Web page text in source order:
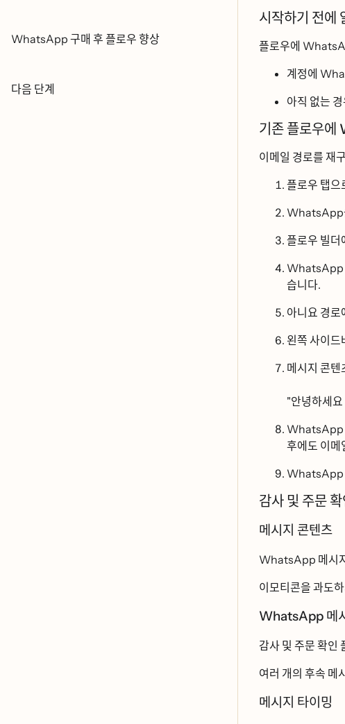
WhatsApp 구매 후 플로우 향상
다음 단계
시작하기 전에
플로우에
계정에
아직 없는
기존
이메일 경로를
플로우
WhatsApp을
플로우
WhatsApp
습니다.
아니요
왼쪽
메시지
WhatsApp
후에도
WhatsApp
감사 및 주문
메시지 콘텐츠
WhatsApp 메시지를
이모티콘을
WhatsApp
감사 및 주문
여러 개의 후속
메시지 타이밍